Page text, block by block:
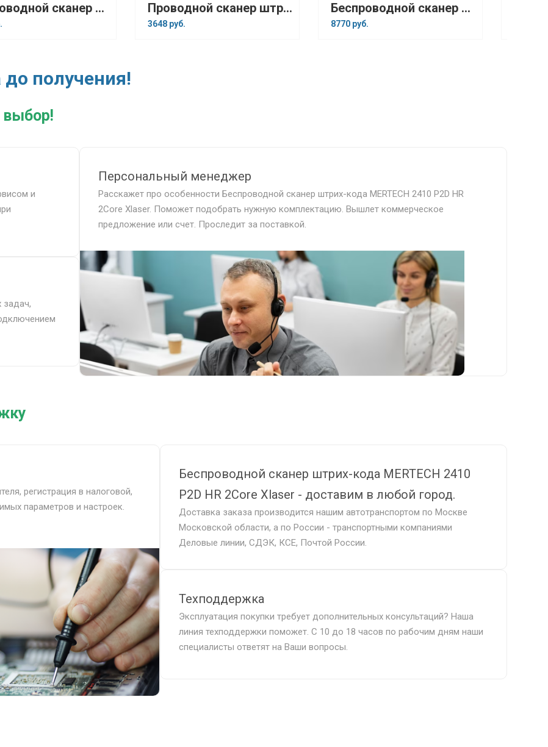
Беспроводной сканер штрих-кода MERTECH CL-1300 GS BLE Dongle P2D USB Проводной сканер штрих-кода MERTECH 1300 GS P2D
3648 руб.
Беспроводной сканер штрих-кода MERTECH CL-2410 BLE Dongle P2D USB
8770 руб.
получения!
и
задач,
Персональный менеджер
Расскажет про особенности Беспроводной сканер штрих-кода MERTECH 2410 P2D HR
2Core Xlaser. Поможет подобрать нужную комплектацию. Вышлет коммерческое
предложение или счет. Проследит за поставкой.
Беспроводной сканер штрих-кода MERTECH 2410
P2D HR 2Core Xlaser - доставим в любой город.
Доставка заказа производится нашим автотранспортом по Москве
Московской области, а по России - транспортными компаниями
Деловые линии, СДЭК, КСЕ, Почтой России.
Техподдержка
Эксплуатация покупки требует дополнительных консультаций? Наша
линия техподдержки поможет. С 10 до 18 часов по рабочим дням наши
специалисты ответят на Ваши вопросы.
регистрация в налоговой,
параметров и настроек.